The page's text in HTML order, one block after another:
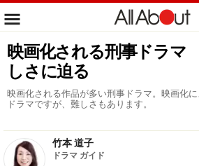
映画化される刑事ドラ
しさに迫る
映画化される作品が多い刑事ドラマ。映画化
ドラマですが、難しさもあります。
竹本 道子
ドラマ ガイド